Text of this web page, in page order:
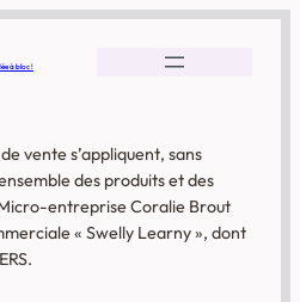
à bloc !
vente s’appliquent, sans
des produits et des
entreprise Coralie Brout
« Swelly Learny », dont